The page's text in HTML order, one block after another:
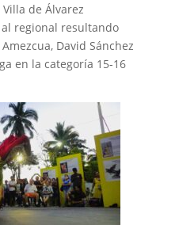
de Álvarez
regional resultando
David Sánchez
en la categoría 15-16